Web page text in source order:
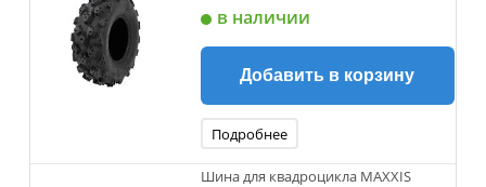
в наличии
Добавить в корзину
Подробнее
Шина для квадроцикла MAXXIS